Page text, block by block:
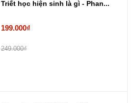
Triết học hiện sinh là gì - Phan...
199.000₫
249.000₫